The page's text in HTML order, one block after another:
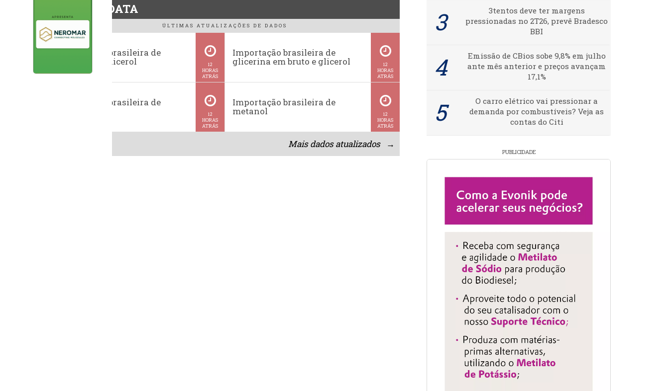
BiodieselDATA
ÚLTIMAS ATUALIZAÇÕES DE DADOS
Exportação brasileira de
glicerina e glicerol
12
HORAS
ATRÁS
Importação brasileira de
glicerina em bruto e glicerol
12
HORAS
ATRÁS
Exportação brasileira de
12
HORAS
ATRÁS
Importação brasileira de
metanol
12
HORAS
ATRÁS
Mais dados atualizados →
3tentos deve ter margens
pressionadas no 2T26, prevê Bradesco
BBI
Emissão de CBios sobe 9,8% em julho
ante mês anterior e preços avançam
17,1%
O carro elétrico vai pressionar a
demanda por combustíveis? Veja as
contas do Citi
PUBLICIDADE